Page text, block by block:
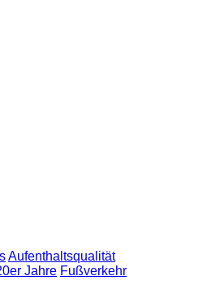
Aufenthaltsqualität
Jahre Fußverkehr